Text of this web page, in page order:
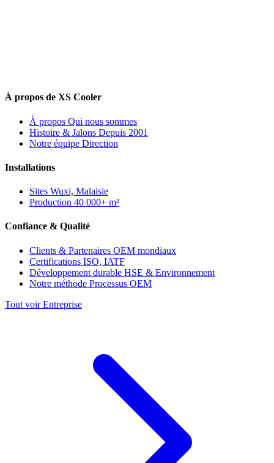
À propos de XS Cooler
À propos Qui nous sommes
Histoire & Jalons Depuis 2001
Notre équipe Direction
Installations
Sites Wuxi, Malaisie
Production 40 000+ m²
Confiance & Qualité
Clients & Partenaires OEM mondiaux
Certifications ISO, IATF
Développement durable HSE & Environnement
Notre méthode Processus OEM
Tout voir Entreprise